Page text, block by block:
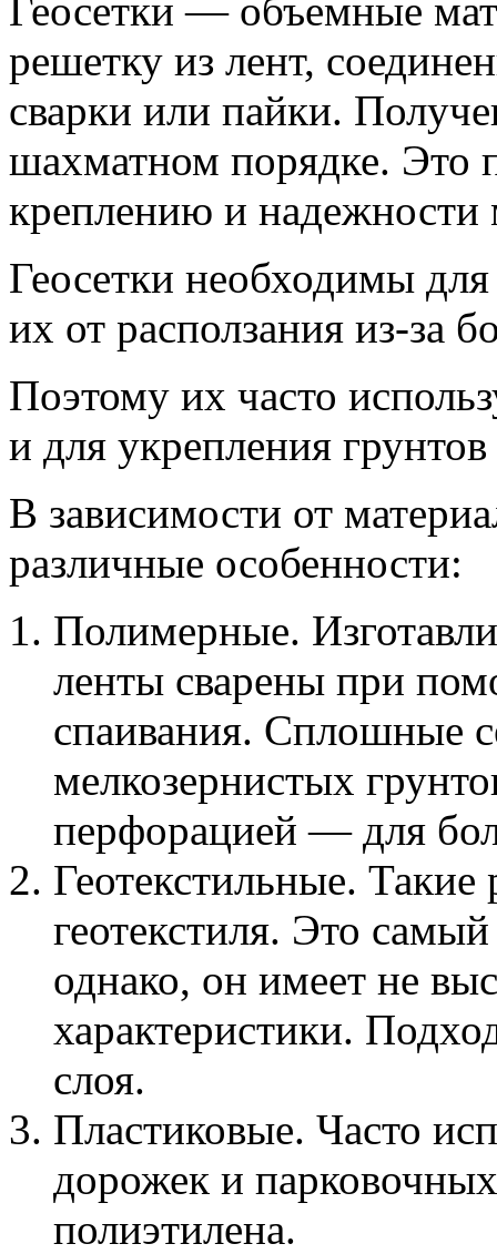
Геосетки — объемные
решетку из лент,
сварки или пайки.
шахматном порядке. Это
креплению и надежности
Геосетки необходимы
их от расползания из-за
Поэтому их часто
и для укрепления
В зависимости от
различные особенности:
Полимерные.
ленты сварены при
спаивания. Сплошные
мелкозернистых
перфорацией — для
Геотекстильные.
геотекстиля. Это
однако, он имеет не
характеристики.
слоя.
Пластиковые. Часто
дорожек и
полиэтилена.